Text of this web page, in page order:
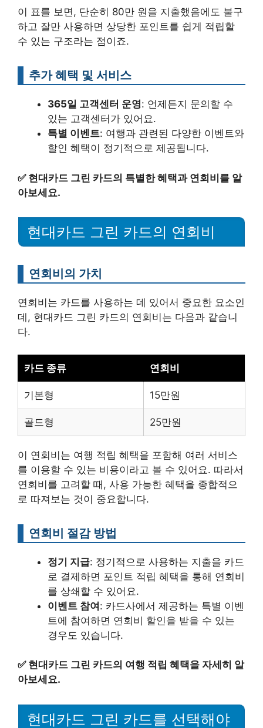
이 표를 보면, 단순히 80만 원을 지출했음에도 불구
하고 잘만 사용하면 상당한 포인트를 쉽게 적립할
수 있는 구조라는 점이죠.
추가 혜택 및 서비스
365일 고객센터 운영: 언제든지 문의할 수
있는 고객센터가 있어요.
특별 이벤트: 여행과 관련된 다양한 이벤트와
할인 혜택이 정기적으로 제공됩니다.
✅ 현대카드 그린 카드의 특별한 혜택과 연회비를 알
아보세요.
현대카드 그린 카드의 연회비
연회비의 가치
연회비는 카드를 사용하는 데 있어서 중요한 요소인
데, 현대카드 그린 카드의 연회비는 다음과 같습니
다.
카드 종류 연회비
기본형 15만원
골드형 25만원
이 연회비는 여행 적립 혜택을 포함해 여러 서비스
를 이용할 수 있는 비용이라고 볼 수 있어요. 따라서
연회비를 고려할 때, 사용 가능한 혜택을 종합적으
로 따져보는 것이 중요합니다.
연회비 절감 방법
정기 지급: 정기적으로 사용하는 지출을 카드
로 결제하면 포인트 적립 혜택을 통해 연회비
를 상쇄할 수 있어요.
이벤트 참여: 카드사에서 제공하는 특별 이벤
트에 참여하면 연회비 할인을 받을 수 있는
경우도 있습니다.
✅ 현대카드 그린 카드의 여행 적립 혜택을 자세히 알
아보세요.
현대카드 그린 카드를 선택해야